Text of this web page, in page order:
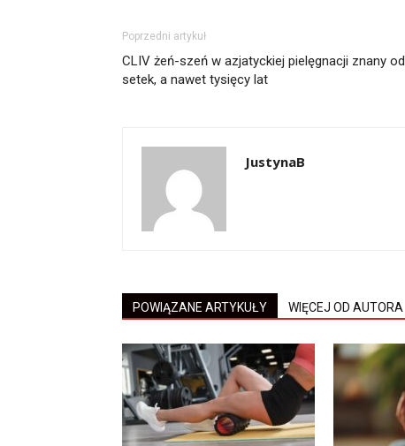
Poprzedni artykuł
CLIV żeń-szeń w azjatyckiej pielęgnacji znany od
setek, a nawet tysięcy lat
JustynaB
POWIĄZANE ARTYKUŁY WIĘCEJ OD AUTORA